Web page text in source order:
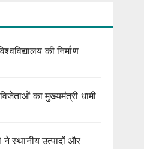
की निर्माण
का मुख्यमंत्री धामी
ने स्थानीय उत्पादों और